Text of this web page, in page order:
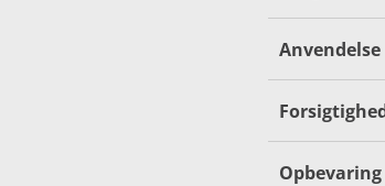
Anvendelse
Opbevaring